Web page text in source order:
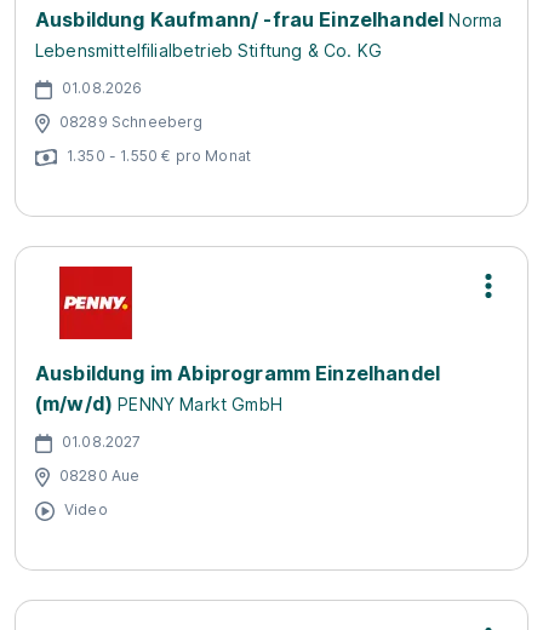
Ausbildung Kaufmann/ -frau Einzelhandel Norma
Lebensmittelfilialbetrieb Stiftung & Co. KG
01.08.2026
08289 Schneeberg
1.350 - 1.550 € pro Monat
Ausbildung im Abiprogramm Einzelhandel
(m/w/d) PENNY Markt GmbH
01.08.2027
08280 Aue
Video